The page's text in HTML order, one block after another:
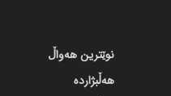
نوێترین هەواڵ
هەڵبژاردە